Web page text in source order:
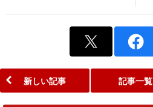
新しい記事 記事一覧